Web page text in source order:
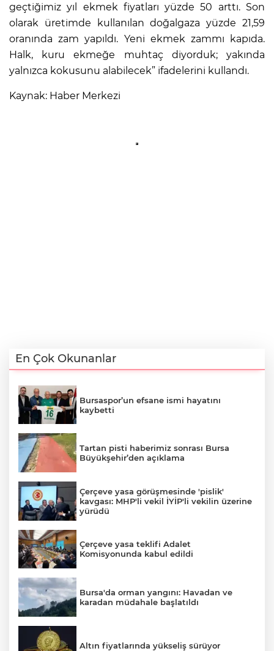
geçtiğimiz yıl ekmek fiyatları yüzde 50 arttı. Son
olarak üretimde kullanılan doğalgaza yüzde 21,59
oranında zam yapıldı. Yeni ekmek zammı kapıda.
Halk, kuru ekmeğe muhtaç diyorduk; yakında
yalnızca kokusunu alabilecek” ifadelerini kullandı.
Kaynak: Haber Merkezi
En Çok Okunanlar
Bursaspor’un efsane ismi hayatını
kaybetti
Tartan pisti haberimiz sonrası Bursa
Büyükşehir’den açıklama
Çerçeve yasa görüşmesinde 'pislik'
kavgası: MHP'li vekil İYİP'li vekilin üzerine
yürüdü
Çerçeve yasa teklifi Adalet
Komisyonunda kabul edildi
Bursa'da orman yangını: Havadan ve
karadan müdahale başlatıldı
Altın fiyatlarında yükseliş sürüyor